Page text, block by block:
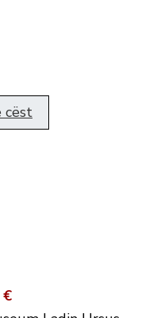
cëst